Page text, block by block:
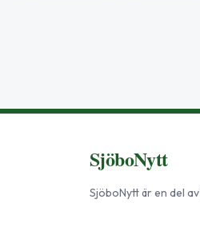
SjöboNytt
SjöboNyttär en del av